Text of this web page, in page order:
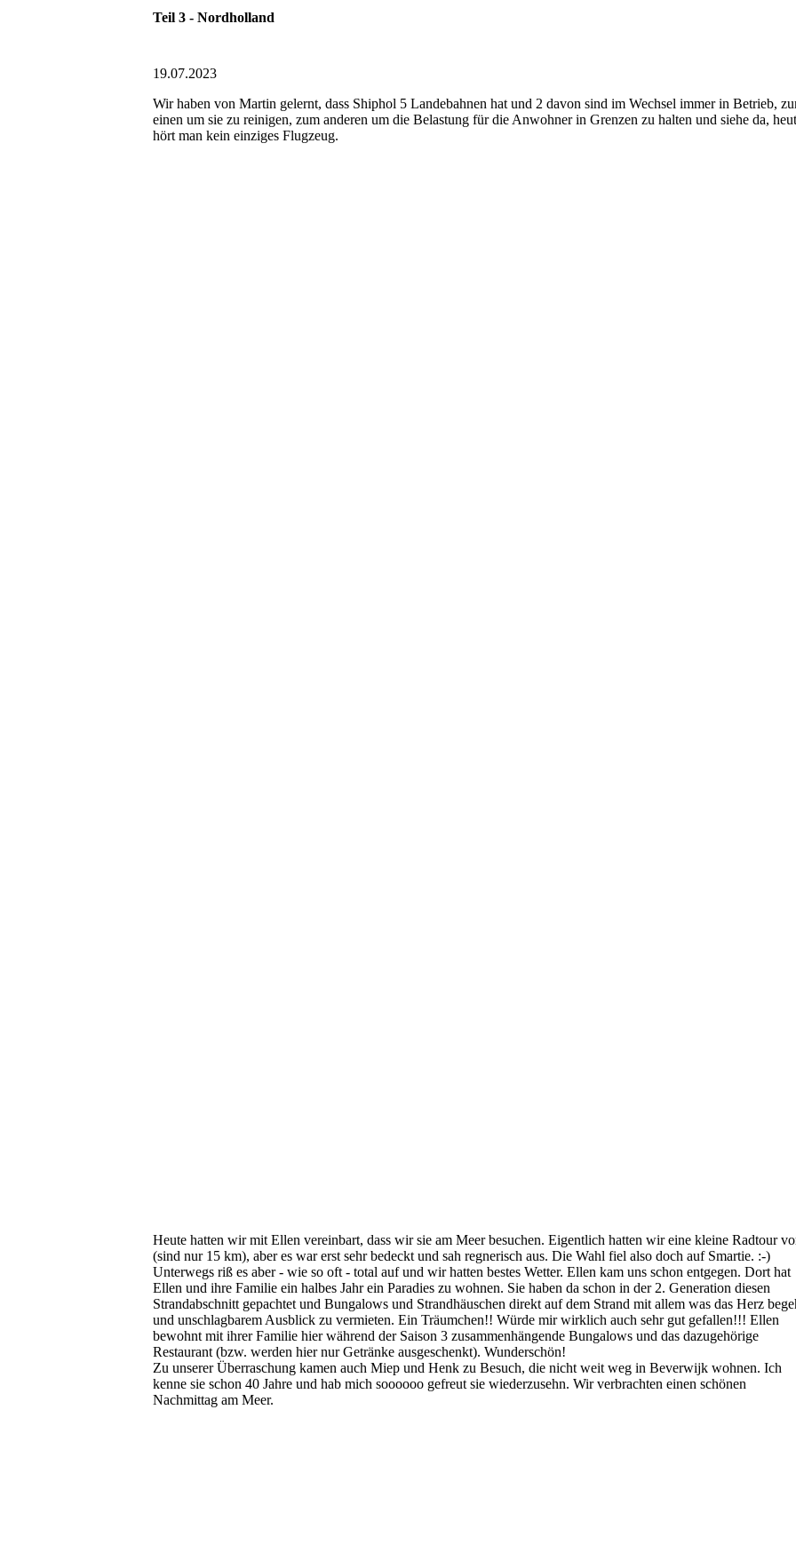
Teil 3 - Nordholland
19.07.2023
Wir haben von Martin gelernt, dass Shiphol 5 Landebahnen hat und 2 davon sind im Wechsel immer in Betrieb,
einen um sie zu reinigen, zum anderen um die Belastung für die Anwohner in Grenzen zu halten und siehe da,
hört man kein einziges Flugzeug.
Heute hatten wir mit Ellen vereinbart, dass wir sie am Meer besuchen. Eigentlich hatten wir eine kleine Radtour
(sind nur 15 km), aber es war erst sehr bedeckt und sah regnerisch aus. Die Wahl fiel also doch auf Smartie. :-)
Unterwegs riß es aber - wie so oft - total auf und wir hatten bestes Wetter. Ellen kam uns schon entgegen. Dort hat
Ellen und ihre Familie ein halbes Jahr ein Paradies zu wohnen. Sie haben da schon in der 2. Generation diesen
Strandabschnitt gepachtet und Bungalows und Strandhäuschen direkt auf dem Strand mit allem was das Herz
und unschlagbarem Ausblick zu vermieten. Ein Träumchen!! Würde mir wirklich auch sehr gut gefallen!!! Ellen
bewohnt mit ihrer Familie hier während der Saison 3 zusammenhängende Bungalows und das dazugehörige
Restaurant (bzw. werden hier nur Getränke ausgeschenkt). Wunderschön!
Zu unserer Überraschung kamen auch Miep und Henk zu Besuch, die nicht weit weg in Beverwijk wohnen. Ich
kenne sie schon 40 Jahre und hab mich soooooo gefreut sie wiederzusehn. Wir verbrachten einen schönen
Nachmittag am Meer.